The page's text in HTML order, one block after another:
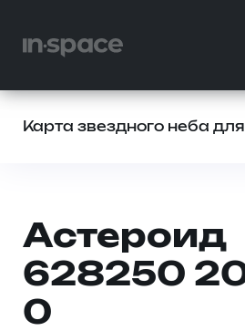
Карта звездного неба
Астероид
628250
0